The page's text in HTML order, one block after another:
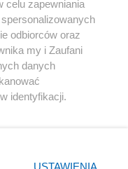
Youtube
celu zapewniania
odbiorców oraz
my i Zaufani
danych
identyfikacji.
prywatności
USTAWIENIA